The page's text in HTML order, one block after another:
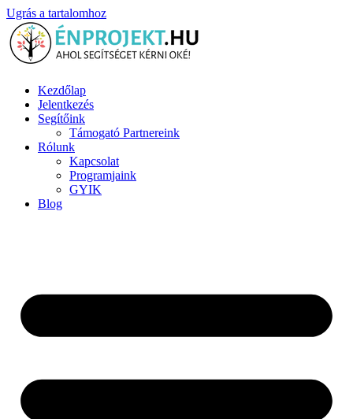
Ugrás a tartalomhoz
Kezdőlap
Jelentkezés
Segítőink
Támogató Partnereink
Rólunk
Kapcsolat
Programjaink
GYIK
Blog